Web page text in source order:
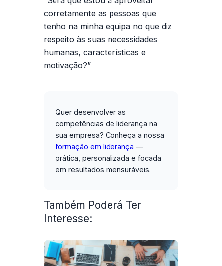
corretamente as pessoas que
tenho na minha equipa no que diz
respeito às suas necessidades
humanas, características e
motivação?”
Quer desenvolver as
competências de liderança na
sua empresa? Conheça a nossa
formação em liderança —
prática, personalizada e focada
em resultados mensuráveis.
Também Poderá Ter
Interesse: